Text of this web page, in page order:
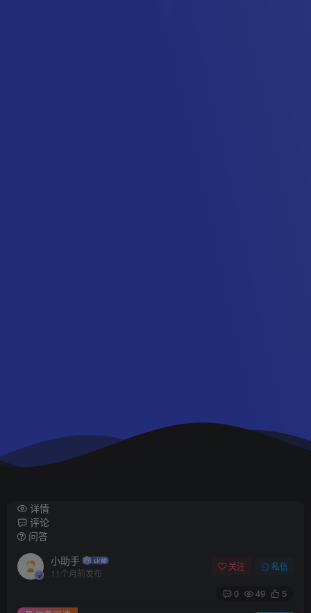
详情
评论
问答
小助手
11个月前发布
关注 私信
0 49
5